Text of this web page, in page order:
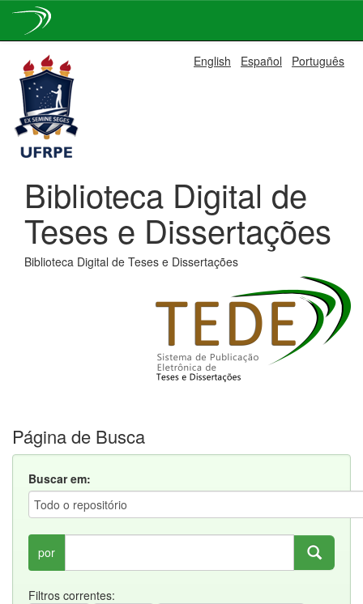
navigation
English Español Português
Biblioteca Digital de
Teses e Dissertações
Biblioteca Digital de Teses e Dissertações
Página de Busca
Buscar em:
por
Filtros correntes: